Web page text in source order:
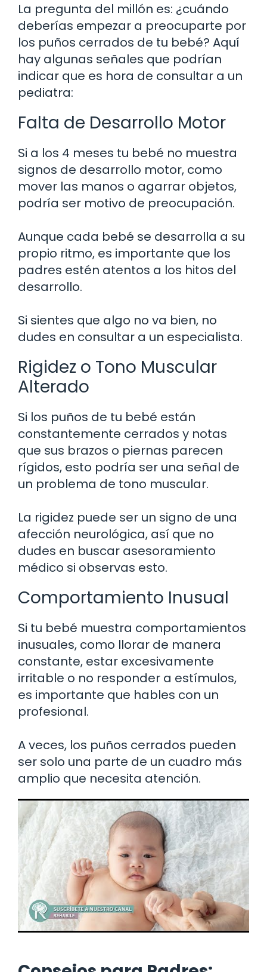
La pregunta del millón es: ¿cuándo
deberías empezar a preocuparte por
los puños cerrados de tu bebé? Aquí
hay algunas señales que podrían
indicar que es hora de consultar a un
pediatra:
Falta de Desarrollo Motor
Si a los 4 meses tu bebé no muestra
signos de desarrollo motor, como
mover las manos o agarrar objetos,
podría ser motivo de preocupación.
Aunque cada bebé se desarrolla a su
propio ritmo, es importante que los
padres estén atentos a los hitos del
desarrollo.
Si sientes que algo no va bien, no
dudes en consultar a un especialista.
Rigidez o Tono Muscular
Alterado
Si los puños de tu bebé están
constantemente cerrados y notas
que sus brazos o piernas parecen
rígidos, esto podría ser una señal de
un problema de tono muscular.
La rigidez puede ser un signo de una
afección neurológica, así que no
dudes en buscar asesoramiento
médico si observas esto.
Comportamiento Inusual
Si tu bebé muestra comportamientos
inusuales, como llorar de manera
constante, estar excesivamente
irritable o no responder a estímulos,
es importante que hables con un
profesional.
A veces, los puños cerrados pueden
ser solo una parte de un cuadro más
amplio que necesita atención.